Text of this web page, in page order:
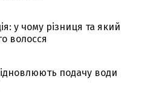
у чому різниця та який
волосся
подачу води